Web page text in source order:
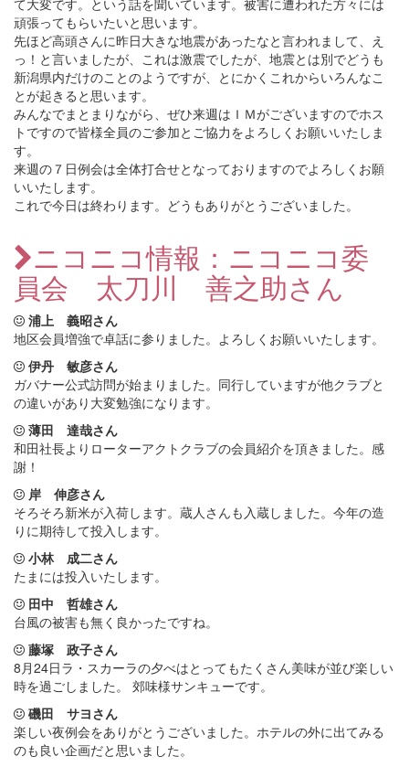
て大変です。という話を聞いています。被害に遭われた方々には
頑張ってもらいたいと思います。
先ほど高頭さんに昨日大きな地震があったなと言われまして、え
っ！と言いましたが、これは激震でしたが、地震とは別でどうも
新潟県内だけのことのようですが、とにかくこれからいろんなこ
とが起きると思います。
みんなでまとまりながら、ぜひ来週はＩＭがございますのでホス
トですので皆様全員のご参加とご協力をよろしくお願いいたしま
す。
来週の７日例会は全体打合せとなっておりますのでよろしくお願
いいたします。
これで今日は終わります。どうもありがとうございました。
ニコニコ情報：ニコニコ委
員会 太刀川 善之助さん
浦上 義昭さん
地区会員増強で卓話に参りました。よろしくお願いいたします。
伊丹 敏彦さん
ガバナー公式訪問が始まりました。同行していますが他クラブと
の違いがあり大変勉強になります。
薄田 達哉さん
和田社長よりローターアクトクラブの会員紹介を頂きました。感
謝！
岸 伸彦さん
そろそろ新米が入荷します。蔵人さんも入蔵しました。今年の造
りに期待して投入します。
小林 成二さん
たまには投入いたします。
田中 哲雄さん
台風の被害も無く良かったですね。
藤塚 政子さん
8月24日ラ・スカーラの夕べはとってもたくさん美味が並び楽しい
時を過ごしました。 郊味様サンキューです。
磯田 サヨさん
楽しい夜例会をありがとうございました。ホテルの外に出てみる
のも良い企画だと思いました。